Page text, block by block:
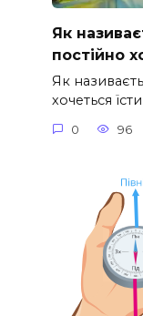
Як
постійно
Як
хочеться їсти
0 96